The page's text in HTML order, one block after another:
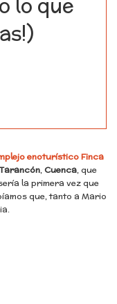
lo que
enoturístico Finca
Tarancón,Cuenca, que
la primera vez que
que, tanto a Mario